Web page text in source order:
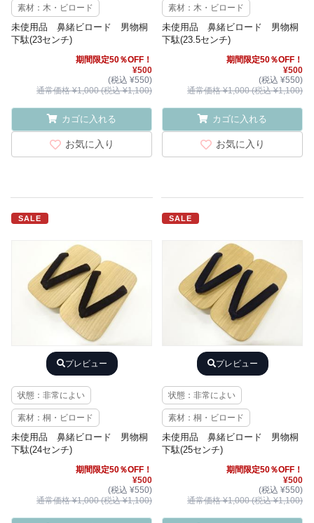
素材：木・ビロード
未使用品 鼻緒ビロード 男物桐
下駄(23センチ)
期間限定50％OFF！
¥500
(税込 ¥550)
通常価格 ¥1,000 (税込 ¥1,100)
カゴに入れる
お気に入り
素材：木・ビロード
未使用品 鼻緒ビロード 男物桐
下駄(23.5センチ)
期間限定50％OFF！
¥500
(税込 ¥550)
通常価格 ¥1,000 (税込 ¥1,100)
カゴに入れる
お気に入り
SALE
プレビュー
状態：非常によい
素材：桐・ビロード
未使用品 鼻緒ビロード 男物桐
下駄(24センチ)
期間限定50％OFF！
¥500
(税込 ¥550)
通常価格 ¥1,000 (税込 ¥1,100)
SALE
プレビュー
状態：非常によい
素材：桐・ビロード
未使用品 鼻緒ビロード 男物桐
下駄(25センチ)
期間限定50％OFF！
¥500
(税込 ¥550)
通常価格 ¥1,000 (税込 ¥1,100)